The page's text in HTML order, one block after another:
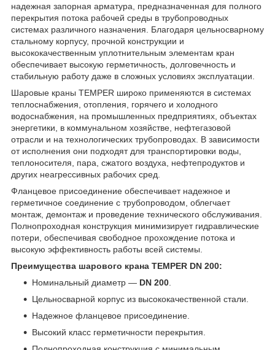
надежная запорная арматура, предназначенная для полного
перекрытия потока рабочей среды в трубопроводных
системах различного назначения. Благодаря цельносварному
стальному корпусу, прочной конструкции и
высококачественным уплотнительным элементам кран
обеспечивает высокую герметичность, долговечность и
стабильную работу даже в сложных условиях эксплуатации.
Шаровые краны TEMPER широко применяются в системах
теплоснабжения, отопления, горячего и холодного
водоснабжения, на промышленных предприятиях, объектах
энергетики, в коммунальном хозяйстве, нефтегазовой
отрасли и на технологических трубопроводах. В зависимости
от исполнения они подходят для транспортировки воды,
теплоносителя, пара, сжатого воздуха, нефтепродуктов и
других неагрессивных рабочих сред.
Фланцевое присоединение обеспечивает надежное и
герметичное соединение с трубопроводом, облегчает
монтаж, демонтаж и проведение технического обслуживания.
Полнопроходная конструкция минимизирует гидравлические
потери, обеспечивая свободное прохождение потока и
высокую эффективность работы всей системы.
Преимущества шарового крана TEMPER DN 200:
Номинальный диаметр — DN 200
Цельносварной корпус из высококачественной стали.
Надежное фланцевое присоединение.
Высокий класс герметичности перекрытия.